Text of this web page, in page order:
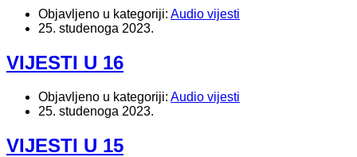
Objavljeno u kategoriji: Audio vijesti
25. studenoga 2023.
VIJESTI U 16
Objavljeno u kategoriji: Audio vijesti
25. studenoga 2023.
VIJESTI U 15